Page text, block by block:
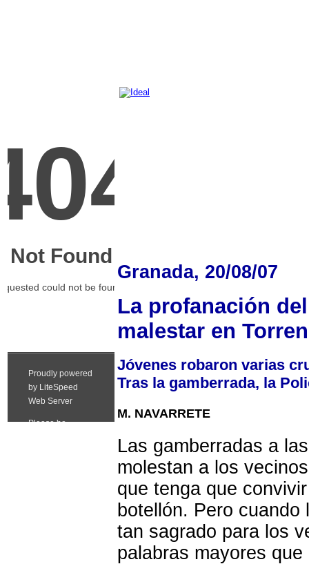
Granada, 20/08/07
La profanación
malestar en
Jóvenes robaron varias
Tras la gamberrada, la
M. NAVARRETE
Las gamberradas a
molestan a los
que tenga que
botellón. Pero
tan sagrado para los
palabras mayores